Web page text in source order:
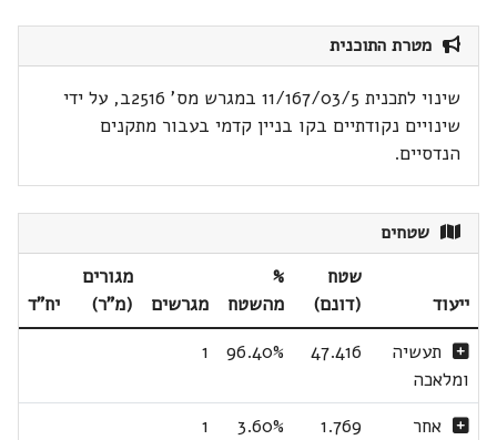
מטרת התוכנית
שינוי לתכנית 11/167/03/5 במגרש מס' 2516ב, על ידי
שינויים נקודתיים בקו בניין קדמי בעבור מתקנים
הנדסיים.
שטחים
ייעוד
שטח
(דונם)
%
מהשטח
מגרשים
מגורים
(מ"ר)
יח"ד
תעשיה
ומלאכה
47.416
96.40%
1
אחר 1.769
3.60%
1